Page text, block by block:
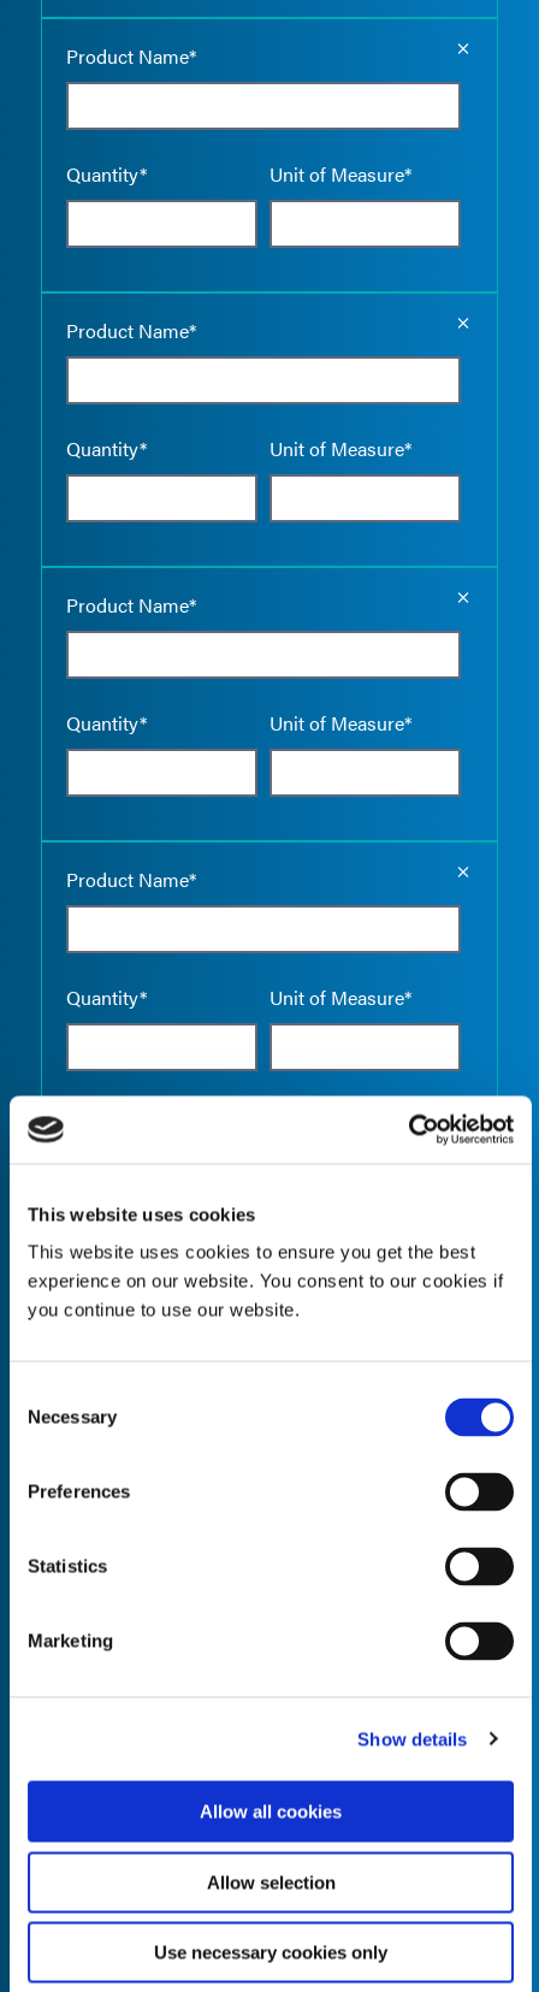
This website uses cookies
This website uses cookies to ensure you get the best
experience on our website. You consent to our cookies if
you continue to use our website.
Selection
Necessary
Preferences
Statistics
Marketing
Show details
Allow all cookies
Allow selection
Use necessary cookies only
Product Name*
Quantity* Unit of Measure*
Product Name*
Quantity* Unit of Measure*
Product Name*
Quantity* Unit of Measure*
Product Name*
Quantity* Unit of Measure*
Quantity* Unit of Measure*
Empty
Product Name* Empty
Unit of Measure*
Product Name*